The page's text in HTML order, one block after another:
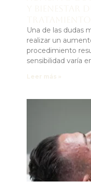
Una de las dudas
realizar un
procedimiento
sensibilidad varía